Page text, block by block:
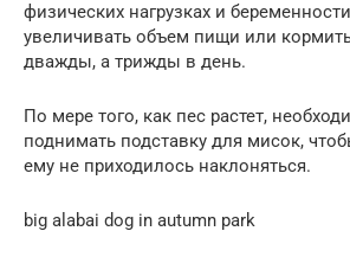
физических нагрузках и
увеличивать объем пищи или
дважды, а трижды в день.
По мере того, как пес растет,
поднимать подставку для мисок,
ему не приходилось наклоняться.
big alabai dog in autumn park